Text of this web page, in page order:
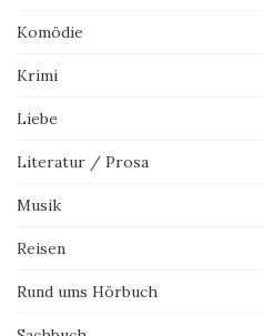
Komödie
Krimi
Liebe
Literatur / Prosa
Musik
Reisen
Rund ums Hörbuch